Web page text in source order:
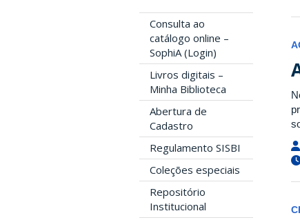
Consulta ao
catálogo online –
SophiA (Login)
Livros digitais –
Minha Biblioteca
Abertura de
Cadastro
Regulamento SISBI
Coleções especiais
Repositório
Institucional